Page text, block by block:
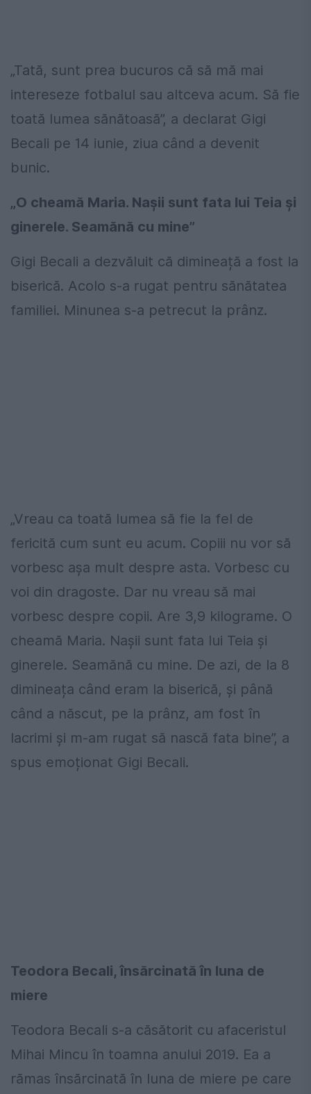
„Tată, sunt prea bucuros că să mă mai
intereseze fotbalul sau altceva acum. Să fie
toată lumea sănătoasă”, a declarat Gigi
Becali pe 14 iunie, ziua când a devenit
bunic.
„O cheamă Maria. Nașii sunt fata lui Teia și
ginerele. Seamănă cu mine”
Gigi Becali a dezvăluit că dimineață a fost la
biserică. Acolo s-a rugat pentru sănătatea
familiei. Minunea s-a petrecut la prânz.
„Vreau ca toată lumea să fie la fel de
fericită cum sunt eu acum. Copiii nu vor să
vorbesc așa mult despre asta. Vorbesc cu
voi din dragoste. Dar nu vreau să mai
vorbesc despre copii. Are 3,9 kilograme. O
cheamă Maria. Nașii sunt fata lui Teia și
ginerele. Seamănă cu mine. De azi, de la 8
dimineața când eram la biserică, și până
când a născut, pe la prânz, am fost în
lacrimi și m-am rugat să nască fata bine”, a
spus emoționat Gigi Becali.
Teodora Becali, însărcinată în luna de
miere
Teodora Becali s-a căsătorit cu afaceristul
Mihai Mincu în toamna anului 2019. Ea a
rămas însărcinată în luna de miere pe care